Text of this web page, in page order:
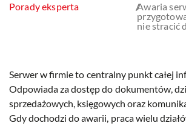
Porady eksperta /Awaria
nie stracić
Serwer w firmie to centralny punkt całej
Odpowiada za dostęp do dokumentów,
sprzedażowych, księgowych oraz
Gdy dochodzi do awarii, praca wielu